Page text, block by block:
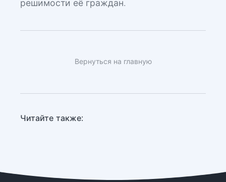
решимости её граждан.
Вернуться на главную
Читайте также: